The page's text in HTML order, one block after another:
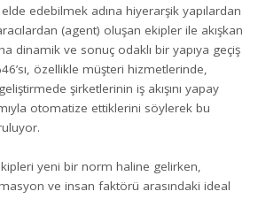
edebilmek adına hiyerarşik yapılardan
(agent) oluşan ekipler ile akışkan
dinamik ve sonuç odaklı bir yapıya geçiş
özellikle müşteri hizmetlerinde,
şirketlerinin iş akışını yapay
otomatize ettiklerini söylerek bu
yeni bir norm haline gelirken,
ve insan faktörü arasındaki ideal